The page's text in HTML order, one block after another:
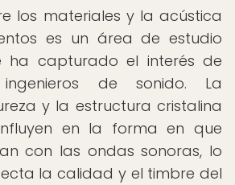
los materiales y la acústica
es un área de estudio
ha capturado el interés de
de sonido. La
y la estructura cristalina
en la forma en que
con las ondas sonoras, lo
la calidad y el timbre del